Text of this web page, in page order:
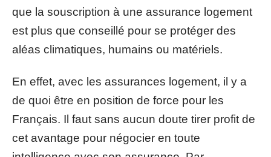
que la souscription à une assurance logement
est plus que conseillé pour se protéger des
aléas climatiques, humains ou matériels.
En effet, avec les assurances logement, il y a
de quoi être en position de force pour les
Français. Il faut sans aucun doute tirer profit de
cet avantage pour négocier en toute